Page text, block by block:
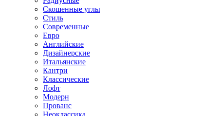
Скошенные углы
Стиль
Современные
Евро
Английские
Дизайнерские
Итальянские
Кантри
Классические
Лофт
Модерн
Прованс
Неоклассика